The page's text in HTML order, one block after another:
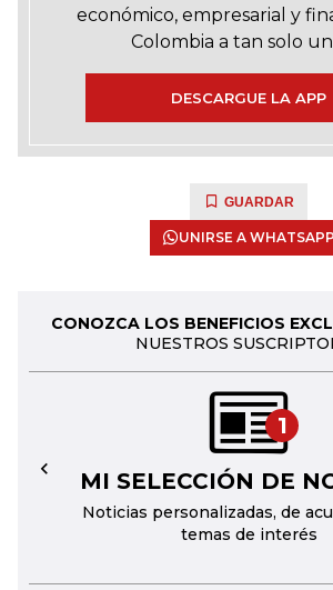
económico, empresarial y
Colombia a tan solo
DESCARGUE LA APP
GUARDAR
UNIRSE A WHATSAPP
CONOZCA LOS BENEFICIOS
NUESTROS
1
MI SELECCIÓN DE
Noticias personalizadas, de
temas de interés
←